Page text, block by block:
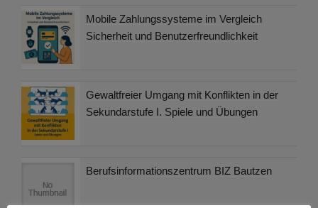
Mobile Zahlungssysteme im Vergleich
Sicherheit und Benutzerfreundlichkeit
Gewaltfreier Umgang mit Konflikten in der
Sekundarstufe I. Spiele und Übungen
Berufsinformationszentrum BIZ Bautzen